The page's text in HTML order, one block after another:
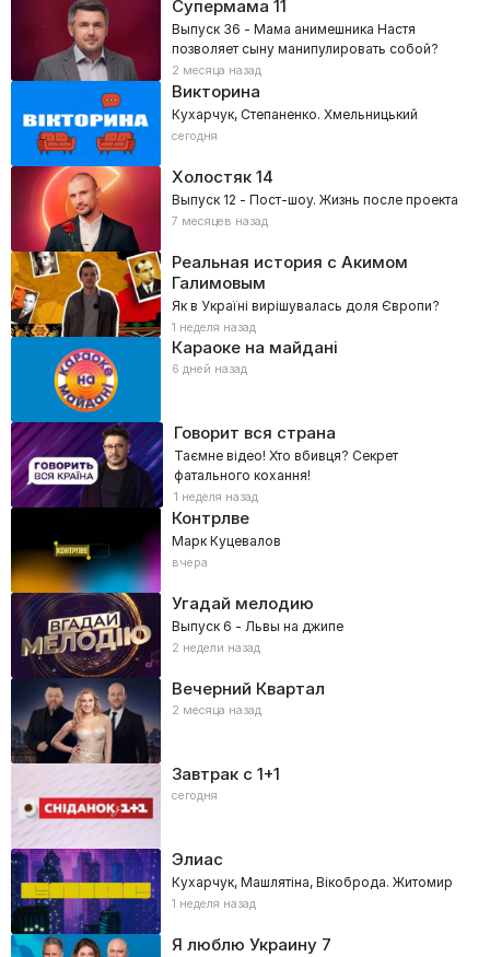
Супермама 11
Выпуск 36 - Мама анимешника Настя
позволяет сыну манипулировать собой?
2 месяца назад
Викторина
Кухарчук, Степаненко. Хмельницький
сегодня
Холостяк14
Выпуск 12 - Пост-шоу. Жизнь после проекта
7 месяцев назад
Реальная история с Акимом
Галимовым
Як в Україні вирішувалась доля Європи?
1 неделя назад
Караоке на майдані
6 дней назад
Говорит вся страна
Таємне відео! Хто вбивця? Секрет
фатального кохання!
1 неделя назад
Контрлве
Марк Куцевалов
вчера
Угадай мелодию
Выпуск 6 - Львы на джипе
2 недели назад
Вечерний Квартал
2 месяца назад
Завтрак с 1+1
сегодня
Элиас
Кухарчук, Машлятіна, Вікоброда. Житомир
1 неделя назад
Я люблю Украину7